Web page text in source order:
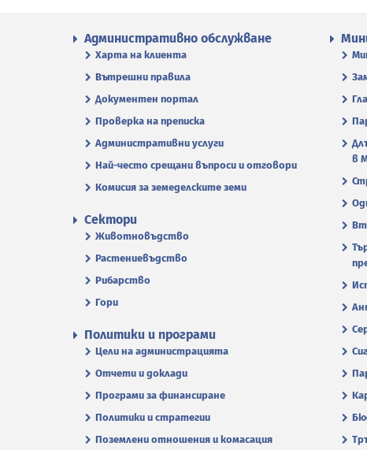
Административно обслужване
Харта на клиента
Вътрешни правила
Документен портал
Проверка на преписка
Административни услуги
Най-често срещани въпроси и отговори
Комисия за земеделските земи
в
Сектори
Животновъдство
Растениевъдство
Рибарство
Гори
Политики и програми
Цели на администрацията
Отчети и доклади
Програми за финансиране
Политики и стратегии
Поземлени отношения и комасация